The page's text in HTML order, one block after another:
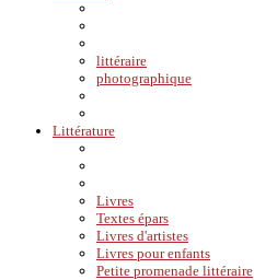
littéraire
photographique
Littérature
Livres
Textes épars
Livres d'artistes
Livres pour enfants
Petite promenade littéraire